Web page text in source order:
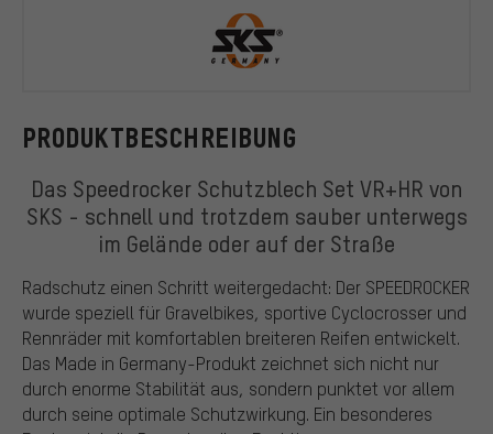
PRODUKTBESCHREIBUNG
Das Speedrocker Schutzblech Set VR+HR von
SKS - schnell und trotzdem sauber unterwegs
im Gelände oder auf der Straße
Radschutz einen Schritt weitergedacht: Der SPEEDROCKER
wurde speziell für Gravelbikes, sportive Cyclocrosser und
Rennräder mit komfortablen breiteren Reifen entwickelt.
Das Made in Germany-Produkt zeichnet sich nicht nur
durch enorme Stabilität aus, sondern punktet vor allem
durch seine optimale Schutzwirkung. Ein besonderes